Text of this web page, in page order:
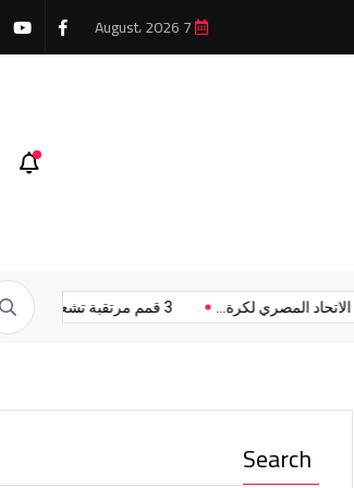
3 قمم مرتقبة تشعل... رسمياً.. الاتحاد المصري لكرة...
Search